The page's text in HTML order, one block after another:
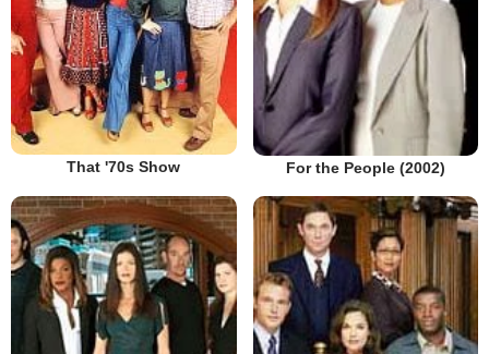
That '70s Show For the People (2002)